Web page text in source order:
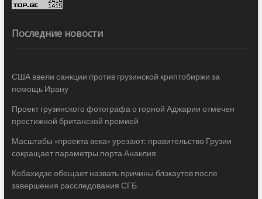
Последние новости
США ввели санкции против грузинской криптобиржи за
помощь Ирану
Проект грузинского фотографа о горной Аджарии отмечен
престижной британской премией
Масштабы «проекта века» урезают: правительство Грузии
сокращает параметры порта Анаклия
Кобахидзе обещает назвать причины блэкаутов после
завершения расследования СГБ